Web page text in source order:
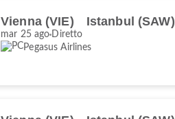
Vienna (VIE) Istanbul (SAW)
mar 25 ago Diretto
Pegasus Airlines